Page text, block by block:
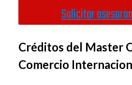
Solicitar
Créditos del Master
Comercio